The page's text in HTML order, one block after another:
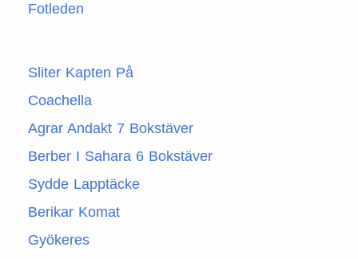
Fotleden
Sliter Kapten På
Coachella
Agrar Andakt 7 Bokstäver
Berber I Sahara 6 Bokstäver
Sydde Lapptäcke
Berikar Komat
Gyökeres